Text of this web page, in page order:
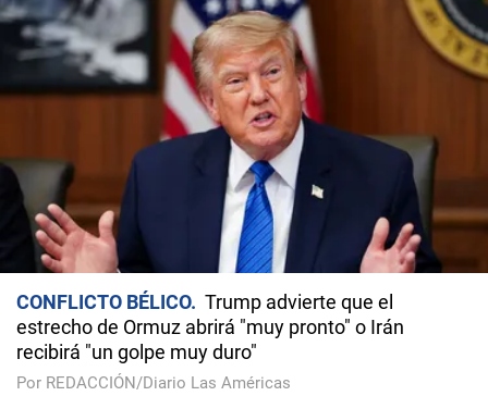
CONFLICTO BÉLICO
Trump advierte que el
estrecho de Ormuz abrirá "muy pronto" o Irán
recibirá "un golpe muy duro"
Por REDACCIÓN/Diario Las Américas